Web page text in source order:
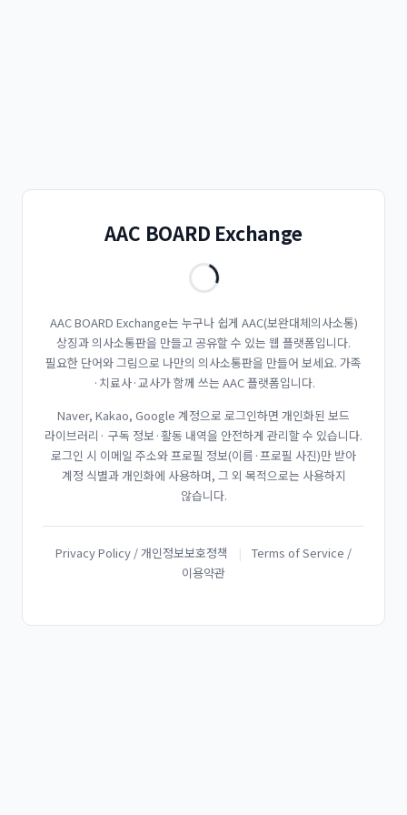
AAC BOARD Exchange
AAC BOARD Exchange는 누구나 쉽게 AAC(보완대체의사소통)
상징과 의사소통판을 만들고 공유할 수 있는 웹 플랫폼입니다.
필요한 단어와 그림으로 나만의 의사소통판을 만들어 보세요. 가족
·치료사·교사가 함께 쓰는 AAC 플랫폼입니다.
Naver, Kakao, Google 계정으로 로그인하면 개인화된 보드
라이브러리· 구독 정보·활동 내역을 안전하게 관리할 수 있습니다.
로그인 시 이메일 주소와 프로필 정보(이름·프로필 사진)만 받아
계정 식별과 개인화에 사용하며, 그 외 목적으로는 사용하지
않습니다.
Privacy Policy / 개인정보보호정책 |
Terms of Service /
이용약관